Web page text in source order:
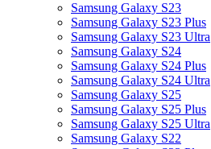
Samsung Galaxy S23
Samsung Galaxy S23 Plus
Samsung Galaxy S23 Ultra
Samsung Galaxy S24
Samsung Galaxy S24 Plus
Samsung Galaxy S24 Ultra
Samsung Galaxy S25
Samsung Galaxy S25 Plus
Samsung Galaxy S25 Ultra
Samsung Galaxy S22